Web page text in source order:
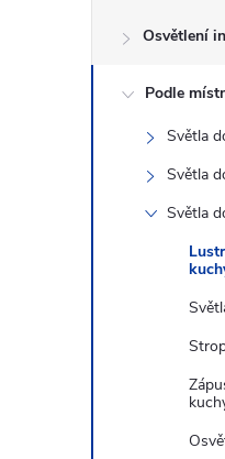
s
Osvětlení
Podle
Světla
Světla
Světla